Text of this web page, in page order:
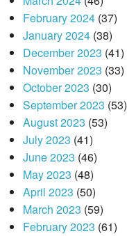
February 2024(37)
January 2024(38)
December 2023 (41)
November 2023 (33)
October 2023 (30)
September 2023 (53)
August 2023 (53)
July 2023 (41)
June 2023 (46)
May 2023 (48)
April 2023 (50)
March 2023 (59)
February 2023 (61)